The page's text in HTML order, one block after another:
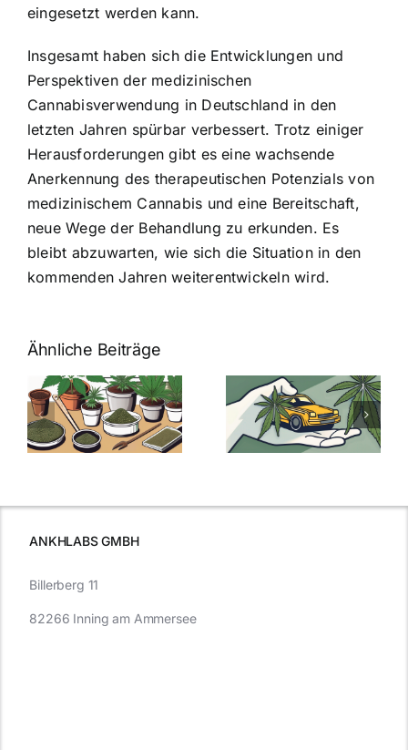
eingesetzt werden kann.
Insgesamt haben sich die Entwicklungen und
Perspektiven der medizinischen
Cannabisverwendung in Deutschland in den
letzten Jahren spürbar verbessert. Trotz einiger
Herausforderungen gibt es eine wachsende
Anerkennung des therapeutischen Potenzials von
medizinischem Cannabis und eine Bereitschaft,
neue Wege der Behandlung zu erkunden. Es
bleibt abzuwarten, wie sich die Situation in den
kommenden Jahren weiterentwickeln wird.
Ähnliche Beiträge
Neue THC-
Grenzwert-
Regelung:
Was Sie über
Cannabis und
müssen
Cannabis
Samen
kaufen: Alles
was Sie
ANKHLABS GMBH
Billerberg 11
82266 Inning am Ammersee